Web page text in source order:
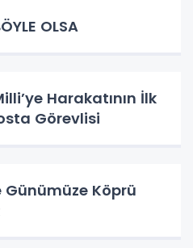
OLSA
Harakatının İlk
Görevlisi
Köprü